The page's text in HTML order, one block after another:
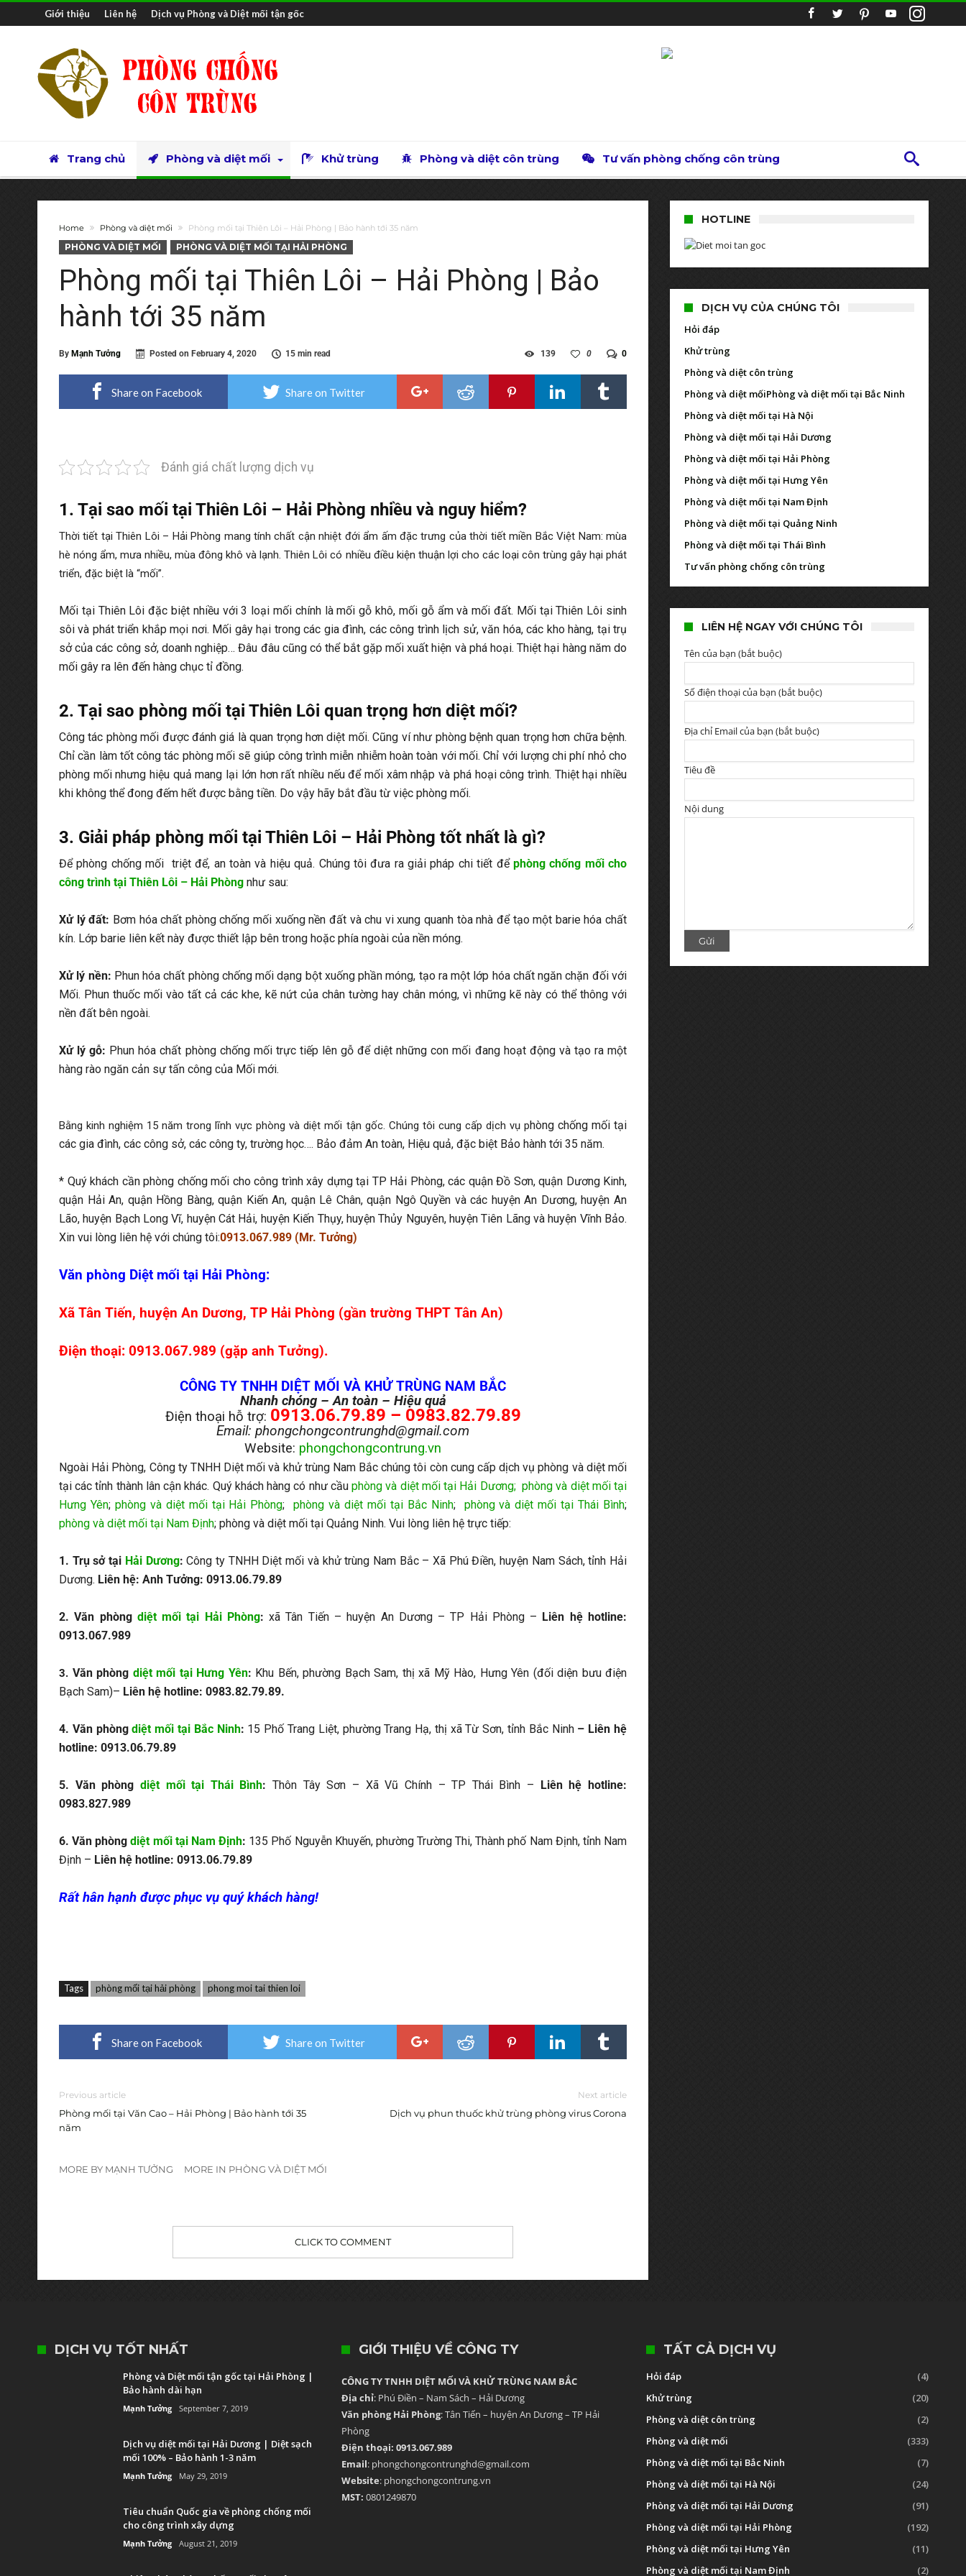
Giới thiệu Liên hệ Dịch vụ Phòng và Diệt mối tận gốc
Trang chủ Phòng và diệt mối Khử trùng Phòng và diệt côn trùng Tư vấn phòng chống côn trùng
Home Phòng và diệt mối Phòng mối tại Thiên Lôi – Hải Phòng | Bảo hành tới 35 năm
PHÒNG VÀ DIỆT MỐI PHÒNG VÀ DIỆT MỐI TẠI HẢI PHÒNG
Phòng mối tại Thiên Lôi – Hải Phòng | Bảo
hành tới 35 năm
By Mạnh Tưởng Posted on February 4, 2020 15 min read 0
0
139
Share on Facebook Share on Twitter
Đánh giá chất lượng dịch vụ
1. Tại sao mối tại Thiên Lôi – Hải Phòng nhiều và nguy hiểm?
Thời tiết tại Thiên Lôi – Hải Phòng mang tính chất cận nhiệt đới ẩm ấm đặc trưng của thời tiết miền Bắc Việt Nam: mùa
hè nóng ẩm, mưa nhiều, mùa đông khô và lạnh. Thiên Lôi có nhiều điều kiện thuận lợi cho các loại côn trùng gây hại phát
triển, đặc biệt là “mối”.
Mối tại Thiên Lôi đặc biệt nhiều với 3 loại mối chính là mối gỗ khô, mối gỗ ẩm và mối đất. Mối tại Thiên Lôi sinh
sôi và phát triển khắp mọi nơi. Mối gây hại trong các gia đình, các công trình lịch sử, văn hóa, các kho hàng, tại trụ
sở của các công sở, doanh nghiệp… Đâu đâu cũng có thể bắt gặp mối xuất hiện và phá hoại. Thiệt hại hàng năm do
mối gây ra lên đến hàng chục tỉ đồng.
2. Tại sao phòng mối tại Thiên Lôi quan trọng hơn diệt mối?
Công tác phòng mối được đánh giá là quan trọng hơn diệt mối. Cũng ví như phòng bệnh quan trọng hơn chữa bệnh.
Chỉ cần làm tốt công tác phòng mối sẽ giúp công trình miễn nhiễm hoàn toàn với mối. Chỉ với lượng chi phí nhỏ cho
phòng mối nhưng hiệu quả mang lại lớn hơn rất nhiều nếu để mối xâm nhập và phá hoại công trình. Thiệt hại nhiều
khi không thể đong đếm hết được bằng tiền. Do vậy hãy bắt đầu từ việc phòng mối.
3. Giải pháp phòng mối tại Thiên Lôi – Hải Phòng tốt nhất là gì?
Để phòng chống mối triệt để, an toàn và hiệu quả. Chúng tôi đưa ra giải pháp chi tiết để phòng chống mối cho
công trình tại Thiên Lôi – Hải Phòng như sau:
Xử lý đất: Bơm hóa chất phòng chống mối xuống nền đất và chu vi xung quanh tòa nhà để tạo một barie hóa chất
kín. Lớp barie liên kết này được thiết lập bên trong hoặc phía ngoài của nền móng.
Xử lý nền: Phun hóa chất phòng chống mối dạng bột xuống phần móng, tạo ra một lớp hóa chất ngăn chặn đối với
Mối. Phun thuốc mối vào tất cả các khe, kẽ nứt của chân tường hay chân móng, vì những kẽ này có thể thông với
nền đất bên ngoài.
Xử lý gỗ: Phun hóa chất phòng chống mối trực tiếp lên gỗ để diệt những con mối đang hoạt động và tạo ra một
hàng rào ngăn cản sự tấn công của Mối mới.
Bằng kinh nghiệm 15 năm trong lĩnh vực phòng và diệt mối tận gốc. Chúng tôi cung cấp dịch vụ phòng chống mối tại
các gia đình, các công sở, các công ty, trường học…. Bảo đảm An toàn, Hiệu quả, đặc biệt Bảo hành tới 35 năm.
* Quý khách cần phòng chống mối cho công trình xây dựng tại TP Hải Phòng, các quận Đồ Sơn, quận Dương Kinh,
quận Hải An, quận Hồng Bàng, quận Kiến An, quận Lê Chân, quận Ngô Quyền và các huyện An Dương, huyện An
Lão, huyện Bạch Long Vĩ, huyện Cát Hải, huyện Kiến Thụy, huyện Thủy Nguyên, huyện Tiên Lãng và huyện Vĩnh Bảo.
Xin vui lòng liên hệ với chúng tôi:0913.067.989 (Mr. Tưởng)
Văn phòng Diệt mối tại Hải Phòng:
Xã Tân Tiến, huyện An Dương, TP Hải Phòng (gần trường THPT Tân An)
Điện thoại: 0913.067.989 (gặp anh Tưởng).
CÔNG TY TNHH DIỆT MỐI VÀ KHỬ TRÙNG NAM BẮC
Nhanh chóng – An toàn – Hiệu quả
Điện thoại hỗ trợ: 0913.06.79.89 – 0983.82.79.89
Email: phongchongcontrunghd@gmail.com
Website: phongchongcontrung.vn
Ngoài Hải Phòng, Công ty TNHH Diệt mối và khử trùng Nam Bắc chúng tôi còn cung cấp dịch vụ phòng và diệt mối
tại các tỉnh thành lân cận khác. Quý khách hàng có như cầuphòng và diệt mối tại Hải Dương; phòng và diệt mối tại
Hưng Yên; phòng và diệt mối tại Hải Phòng;phòng và diệt mối tại Bắc Ninh; phòng và diệt mối tại Thái Bình;
phòng và diệt mối tại Nam Định; phòng và diệt mối tại Quảng Ninh. Vui lòng liên hệ trực tiếp:
1. Trụ sở tại Hải Dương: Công ty TNHH Diệt mối và khử trùng Nam Bắc – Xã Phú Điền, huyện Nam Sách, tỉnh Hải
Dương. Liên hệ: Anh Tưởng: 0913.06.79.89
2. Văn phòng diệt mối tại Hải Phòng: xã Tân Tiến – huyện An Dương – TP Hải Phòng – Liên hệ hotline:
0913.067.989
3. Văn phòng diệt mối tại Hưng Yên: Khu Bến, phường Bạch Sam, thị xã Mỹ Hào, Hưng Yên (đối diện bưu điện
Bạch Sam)– Liên hệ hotline: 0983.82.79.89.
4. Văn phòngdiệt mối tại Bắc Ninh: 15 Phố Trang Liệt, phường Trang Hạ, thị xã Từ Sơn, tỉnh Bắc Ninh– Liên hệ
hotline: 0913.06.79.89
5. Văn phòng diệt mối tại Thái Bình: Thôn Tây Sơn – Xã Vũ Chính – TP Thái Bình – Liên hệ hotline:
0983.827.989
6. Văn phòngdiệt mối tại Nam Định: 135 Phố Nguyễn Khuyến, phường Trường Thi, Thành phố Nam Định, tỉnh Nam
Định – Liên hệ hotline: 0913.06.79.89
Rất hân hạnh được phục vụ quý khách hàng!
Tags phòng mối tại hải phòng phong moi tai thien loi
Share on Facebook Share on Twitter
Previous article
Phòng mối tại Văn Cao – Hải Phòng | Bảo hành tới 35
năm
Next article
Dịch vụ phun thuốc khử trùng phòng virus Corona
MORE BY MẠNH TƯỞNG MORE IN PHÒNG VÀ DIỆT MỐI
CLICK TO COMMENT
HOTLINE
DỊCH VỤ CỦA CHÚNG TÔI
Hỏi đáp
Khử trùng
Phòng và diệt côn trùng
Phòng và diệt mốiPhòng và diệt mối tại Bắc Ninh
Phòng và diệt mối tại Hà Nội
Phòng và diệt mối tại Hải Dương
Phòng và diệt mối tại Hải Phòng
Phòng và diệt mối tại Hưng Yên
Phòng và diệt mối tại Nam Định
Phòng và diệt mối tại Quảng Ninh
Phòng và diệt mối tại Thái Bình
Tư vấn phòng chống côn trùng
LIÊN HỆ NGAY VỚI CHÚNG TÔI
Tên của bạn (bắt buộc)
Số điện thoại của bạn (bắt buộc)
Địa chỉ Email của bạn (bắt buộc)
Tiêu đề
Nội dung
DỊCH VỤ TỐT NHẤT
Phòng và Diệt mối tận gốc tại Hải Phòng |
Bảo hành dài hạn
Mạnh Tưởng September 7, 2019
Dịch vụ diệt mối tại Hải Dương | Diệt sạch
mối 100% – Bảo hành 1-3 năm
Mạnh Tưởng May 29, 2019
Tiêu chuẩn Quốc gia về phòng chống mối
cho công trình xây dựng
Mạnh Tưởng August 21, 2019
GIỚI THIỆU VỀ CÔNG TY
CÔNG TY TNHH DIỆT MỐI VÀ KHỬ TRÙNG NAM BẮC
Địa chỉ: Phú Điền – Nam Sách – Hải Dương
Văn phòng Hải Phòng: Tân Tiến – huyện An Dương – TP Hải
Phòng
Điện thoại: 0913.067.989
Email: phongchongcontrunghd@gmail.com
Website: phongchongcontrung.vn
MST: 0801249870
TẤT CẢ DỊCH VỤ
Hỏi đáp
(4)
Khử trùng
(20)
Phòng và diệt côn trùng
(2)
Phòng và diệt mối
(333)
Phòng và diệt mối tại Bắc Ninh
(7)
Phòng và diệt mối tại Hà Nội
(24)
Phòng và diệt mối tại Hải Dương
(91)
Phòng và diệt mối tại Hải Phòng
(192)
Phòng và diệt mối tại Hưng Yên
(11)
Phòng và diệt mối tại Nam Định
(2)